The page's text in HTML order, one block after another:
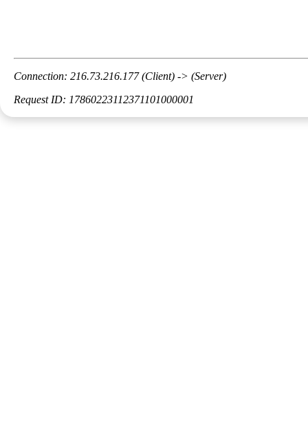
Connection: 216.73.216.177 (Client) -> (Server)
Request ID: 17860223112371101000001